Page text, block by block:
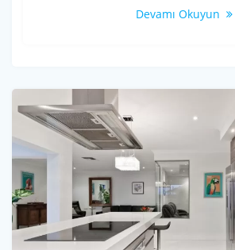
Devamı Okuyun